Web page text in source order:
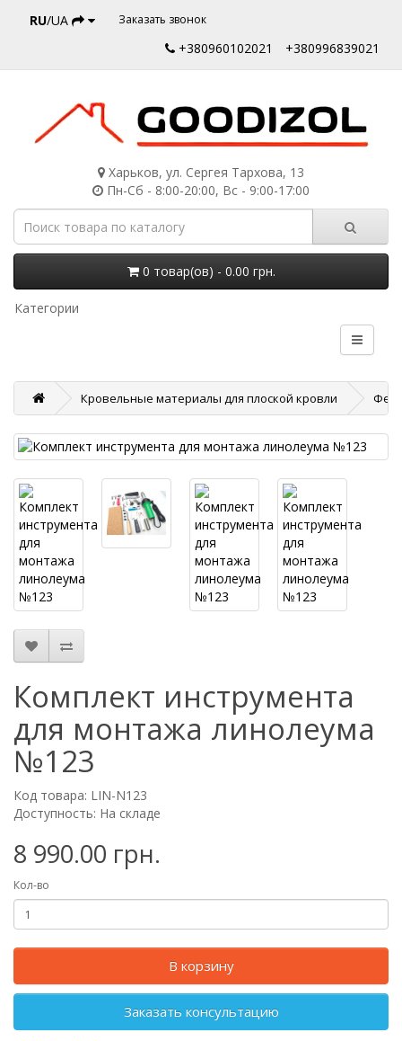
RU/UA Заказать звонок
+380960102021 +380996839021
Харьков, ул. Сергея Тархова, 13
Пн-Сб - 8:00-20:00, Вс - 9:00-17:00
0 товар(ов) - 0.00 грн.
Категории
Кровельные материалы для плоской кровли
Комплект инструмента
для монтажа линолеума
№123
Код товара: LIN-N123
Доступность: На складе
8 990.00 грн.
Кол-во
В корзину
Заказать консультацию